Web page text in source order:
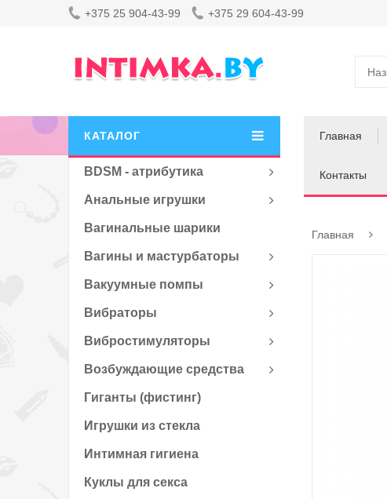
+375 25 904-43-99 +375 29 604-43-99
КАТАЛОГ
BDSM - атрибутика
Анальные игрушки
Вагинальные шарики
Вагины и мастурбаторы
Вакуумные помпы
Вибраторы
Вибростимуляторы
Возбуждающие средства
Гиганты (фистинг)
Игрушки из стекла
Интимная гигиена
Куклы для секса
Главная
Контакты
Главная